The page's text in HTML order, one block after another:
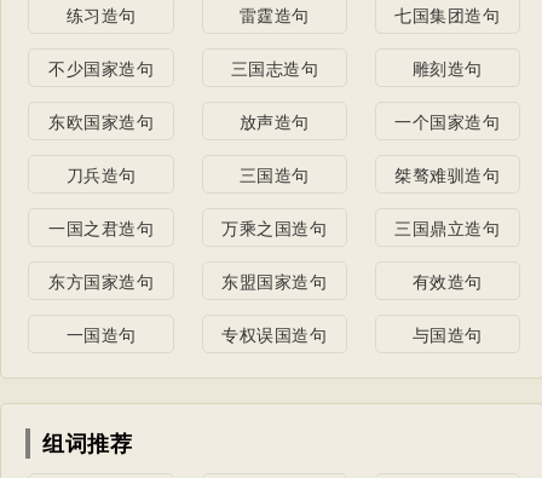
练习造句 雷霆造句 七国集团造句
不少国家造句 三国志造句 雕刻造句
东欧国家造句 放声造句 一个国家造句
刀兵造句 三国造句 桀骜难驯造句
一国之君造句 万乘之国造句 三国鼎立造句
东方国家造句 东盟国家造句 有效造句
一国造句 专权误国造句 与国造句
组词推荐